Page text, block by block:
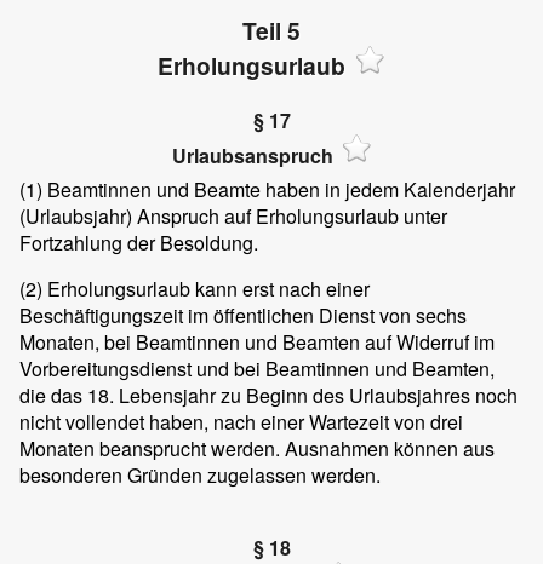
Teil 5
Erholungsurlaub
§ 17
Urlaubsanspruch
(1) Beamtinnen und Beamte haben in jedem Kalenderjahr
(Urlaubsjahr) Anspruch auf Erholungsurlaub unter
Fortzahlung der Besoldung.
(2) Erholungsurlaub kann erst nach einer
Beschäftigungszeit im öffentlichen Dienst von sechs
Monaten, bei Beamtinnen und Beamten auf Widerruf im
Vorbereitungsdienst und bei Beamtinnen und Beamten,
die das 18. Lebensjahr zu Beginn des Urlaubsjahres noch
nicht vollendet haben, nach einer Wartezeit von drei
Monaten beansprucht werden. Ausnahmen können aus
besonderen Gründen zugelassen werden.
§ 18